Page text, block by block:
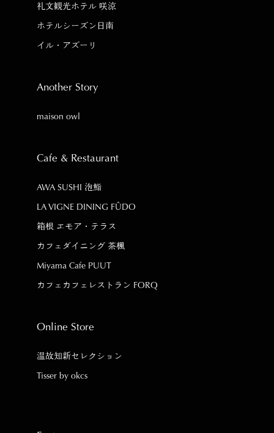
礼文観光ホテル 咲涼
ホテルシーズン日南
イル・アズーリ
Another Story
maison owl
Cafe & Restaurant
AWA SUSHI 泡鮨
LA VIGNE DINING FÛDO
箱根 エモア・テラス
カフェダイニング 茶楓
Miyama Cafe PUUT
カフェカフェレストラン FORQ
Online Store
温故知新セレクション
Tisser by okcs